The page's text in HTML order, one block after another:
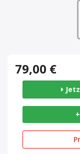
79,00 €